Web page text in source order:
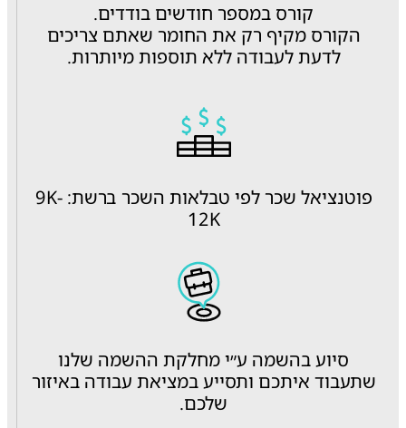
קורס במספר חודשים בודדים.
הקורס מקיף רק את החומר שאתם צריכים
לדעת לעבודה ללא תוספות מיותרות.
פוטנציאל שכר לפי טבלאות השכר ברשת: 9K-
12K
סיוע בהשמה ע״י מחלקת ההשמה שלנו
שתעבוד איתכם ותסייע במציאת עבודה באיזור
שלכם.